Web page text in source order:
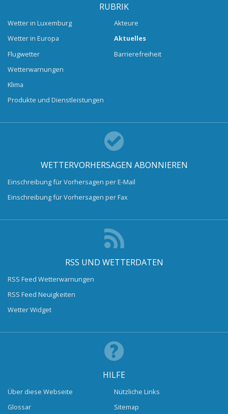
RUBRIK
Wetter in Luxemburg
Wetter in Europa
Flugwetter
Wetterwarnungen
Klima
Produkte und Dienstleistungen
Akteure
Aktuelles
Barrierefreiheit
WETTERVORHERSAGEN ABONNIEREN
Einschreibung für Vorhersagen per E-Mail
Einschreibung für Vorhersagen per Fax
RSS UND WETTERDATEN
RSS Feed Wetterwarnungen
RSS Feed Neuigkeiten
Wetter Widget
HILFE
Über diese Webseite
Glossar
Nützliche Links
Sitemap